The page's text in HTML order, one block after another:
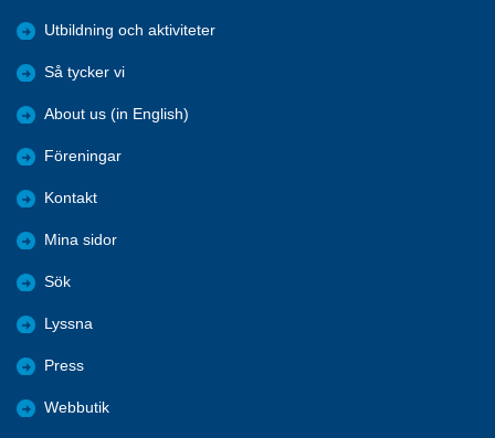
Utbildning och aktiviteter
Så tycker vi
About us (in English)
Föreningar
Kontakt
Mina sidor
Sök
Lyssna
Press
Webbutik